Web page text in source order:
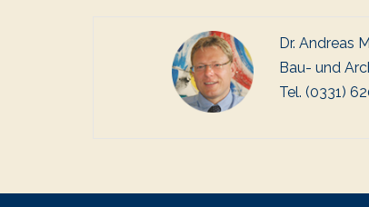
Dr. Andreas
Bau- und
Tel. (0331)